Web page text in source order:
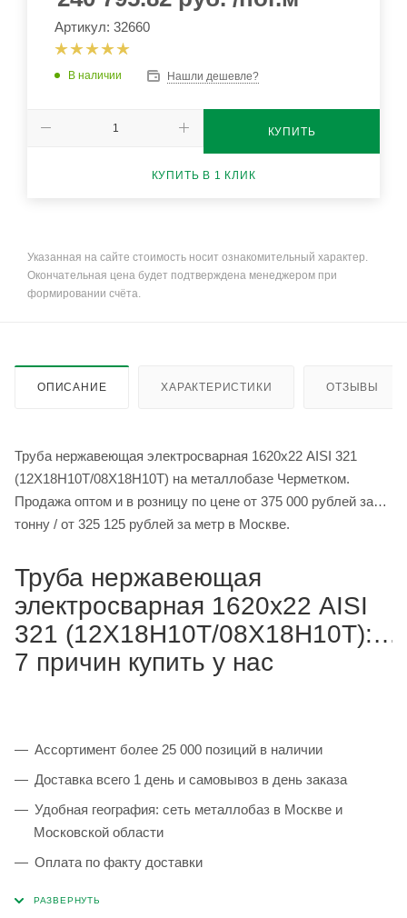
Артикул: 32660
В наличии Нашли дешевле?
КУПИТЬ
КУПИТЬ В 1 КЛИК
Указанная на сайте стоимость носит ознакомительный характер.
Окончательная цена будет подтверждена менеджером при
формировании счёта.
ОПИСАНИЕ ХАРАКТЕРИСТИКИ ОТЗЫВЫ
Труба нержавеющая электросварная 1620х22 AISI 321
(12Х18Н10Т/08Х18Н10Т) на металлобазе Черметком.
Продажа оптом и в розницу по цене от 375 000 рублей за
тонну / от 325 125 рублей за метр в Москве.
Труба нержавеющая
электросварная 1620х22 AISI
321 (12Х18Н10Т/08Х18Н10Т):
7 причин купить у нас
Ассортимент более 25 000 позиций в наличии
Доставка всего 1 день и самовывоз в день заказа
Удобная география: сеть металлобаз в Москве и
Московской области
Оплата по факту доставки